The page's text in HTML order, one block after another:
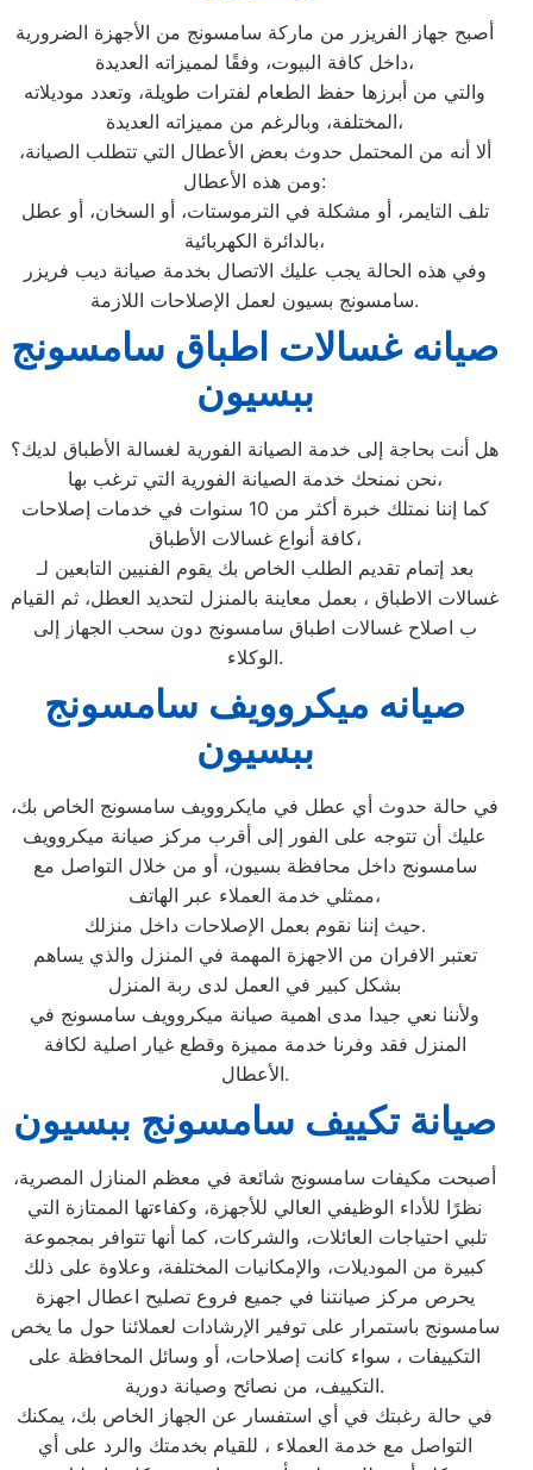
أصبح جهاز الفريزر من ماركة سامسونج من الأجهزة الضرورية
داخل كافة البيوت، وفقًا لمميزاته العديدة،
والتي من أبرزها حفظ الطعام لفترات طويلة، وتعدد موديلاته
المختلفة، وبالرغم من مميزاته العديدة،
ألا أنه من المحتمل حدوث بعض الأعطال التي تتطلب الصيانة،
ومن هذه الأعطال:
تلف التايمر، أو مشكلة في الترموستات، أو السخان، أو عطل
بالدائرة الكهربائية،
وفي هذه الحالة يجب عليك الاتصال بخدمة صيانة ديب فريزر
سامسونج بسيون لعمل الإصلاحات اللازمة.
صيانه غسالات اطباق سامسونج
ببسيون
هل أنت بحاجة إلى خدمة الصيانة الفورية لغسالة الأطباق لديك؟
نحن نمنحك خدمة الصيانة الفورية التي ترغب بها،
كما إننا نمتلك خبرة أكثر من 10 سنوات في خدمات إصلاحات
كافة أنواع غسالات الأطباق،
بعد إتمام تقديم الطلب الخاص بك يقوم الفنيين التابعين لـ
غسالات الاطباق ، بعمل معاينة بالمنزل لتحديد العطل، ثم القيام
ب اصلاح غسالات اطباق سامسونج دون سحب الجهاز إلى
الوكلاء.
صيانه ميكروويف سامسونج
ببسيون
في حالة حدوث أي عطل في مايكروويف سامسونج الخاص بك،
عليك أن تتوجه على الفور إلى أقرب مركز صيانة ميكروويف
سامسونج داخل محافظة بسيون، أو من خلال التواصل مع
ممثلي خدمة العملاء عبر الهاتف،
حيث إننا نقوم بعمل الإصلاحات داخل منزلك.
تعتبر الافران من الاجهزة المهمة في المنزل والذي يساهم
بشكل كبير في العمل لدى ربة المنزل
ولأننا نعي جيدا مدى اهمية صيانة ميكروويف سامسونج في
المنزل فقد وفرنا خدمة مميزة وقطع غيار اصلية لكافة
الأعطال.
صيانة تكييف سامسونج ببسيون
أصبحت مكيفات سامسونج شائعة في معظم المنازل المصرية،
نظرًا للأداء الوظيفي العالي للأجهزة، وكفاءتها الممتازة التي
تلبي احتياجات العائلات، والشركات، كما أنها تتوافر بمجموعة
كبيرة من الموديلات، والإمكانيات المختلفة، وعلاوة على ذلك
يحرص مركز صيانتنا في جميع فروع تصليح اعطال اجهزة
سامسونج باستمرار على توفير الإرشادات لعملائنا حول ما يخص
التكييفات ، سواء كانت إصلاحات، أو وسائل المحافظة على
التكييف، من نصائح وصيانة دورية.
في حالة رغبتك في أي استفسار عن الجهاز الخاص بك، يمكنك
التواصل مع خدمة العملاء ، للقيام بخدمتك والرد على أي